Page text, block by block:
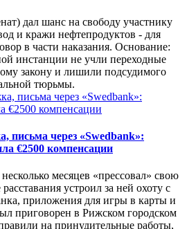
дал шанс на свободу участнику
и кражи нефтепродуктов - для
в части наказания. Основание:
инстанции не учли переходные
закону и лишили подсудимого
тюрьмы.
письма через «Swedbank»:
€2500 компенсации
месяцев «прессовал» свою
устроил за ней охоту с
приложения для игры в карты и
приговорен в Рижском городском
на принудительные работы,